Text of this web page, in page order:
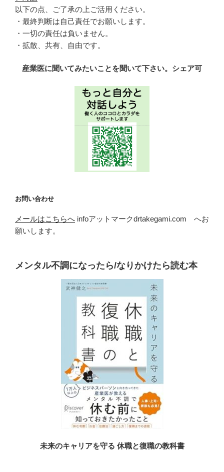
以下の点、ご了承の上ご活用ください。
・最終判断は自己責任でお願いします。
・一切の責任は負いません。
・拡散、共有、自由です。
産業医に聞いてみたいことを聞いて下さい。シェア可
お問い合わせ
メールはこちらへ infoアットマークdrtakegami.com へお
願いします。
メンタル不調になったら/なりかけたら読む本
未来のキャリアを守る 休職と復職の教科書